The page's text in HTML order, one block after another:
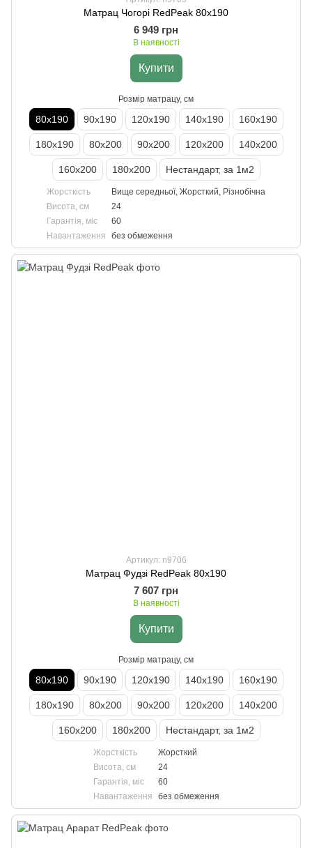
Матрац Чогорі RedPeak 80х190
6 949 грн
В наявності
Купити
Розмір матрацу, см
80х190 90х190 120х190 140х190 160х190
180х190 80х200 90х200 120х200 140х200
160х200 180х200 Нестандарт, за 1м2
Жорсткість
Вище середньої, Жорсткий, Різнобічна
Висота, см
24
Гарантія, міс
60
Навантаження
без обмеження
Артикул: n9706
Матрац Фудзі RedPeak 80х190
7 607 грн
В наявності
Купити
Розмір матрацу, см
80х190 90х190 120х190 140х190 160х190
180х190 80х200 90х200 120х200 140х200
160х200 180х200 Нестандарт, за 1м2
Жорсткість
Жорсткий
Висота, см
24
Гарантія, міс
60
Навантаження
без обмеження